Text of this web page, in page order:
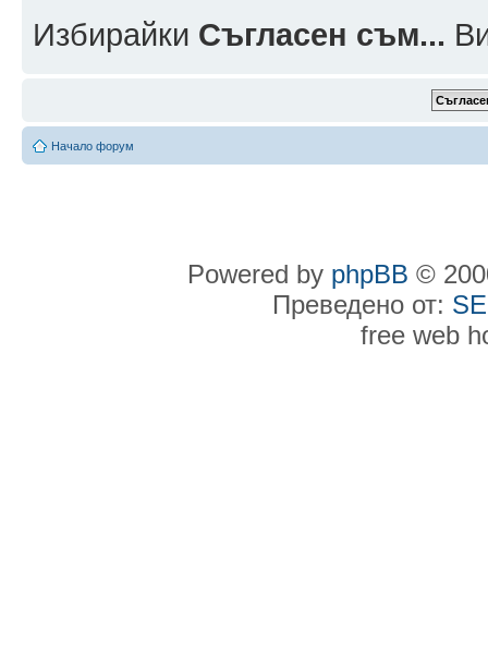
Избирайки Съгласен съм...
Начало форум
Powered by phpBB ©
Преведено от:
free web